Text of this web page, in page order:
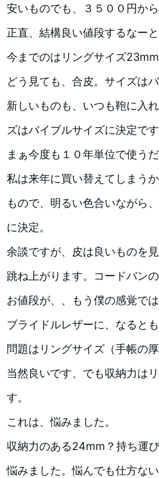
安いものでも、３５００円から
正直、結構良い値段するなーと
今までのはリングサイズ
どう見ても、合皮。サイズはバ
新しいものも、いつも鞄に入
ズはバイブルサイズに決定です
まぁ今度も１０年単位で使う
私は来年に買い替えてしまう
もので、明るい色合いながら
に決定。
余談ですが、皮は良いものを
跳ね上がります。コードバン
お値段が、、もう僕の感覚で
ブライドルレザーに、なるとも
問題はリングサイズ（手帳の
当然良いです、でも収納力は
す。
これは、悩みました。
収納力のある24mm？持ち運
悩みました。悩んでも仕方な